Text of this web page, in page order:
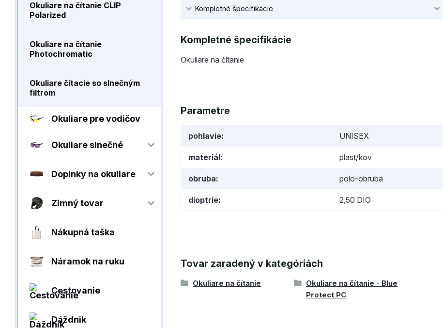
Okuliare na čítanie CLIP
Polarized
Okuliare na čítanie
Photochromatic
Okuliare čítacie so slnečným
filtrom
Okuliare pre vodičov
Okuliare slnečné
Doplnky na okuliare
Zimný tovar
Nákupná taška
Náramok na ruku
Cestovanie
Dáždnik
Kompletné špecifikácie
Kompletné špecifikácie
Okuliare na čítanie
Parametre
pohlavie UNISEX
materiál plast/kov
obruba polo-obruba
dioptrie 2,50 DIO
Tovar zaradený v kategóriách
Okuliare na čítanie
Okuliare na čítanie - Blue
Protect PC